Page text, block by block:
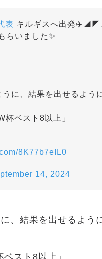
表 キルギスへ出発
らいました✨
に、結果を出せるように
杯ベスト8以上」
8K77b7eIL0
14, 2024
、結果を出せるよう
スト8以上」